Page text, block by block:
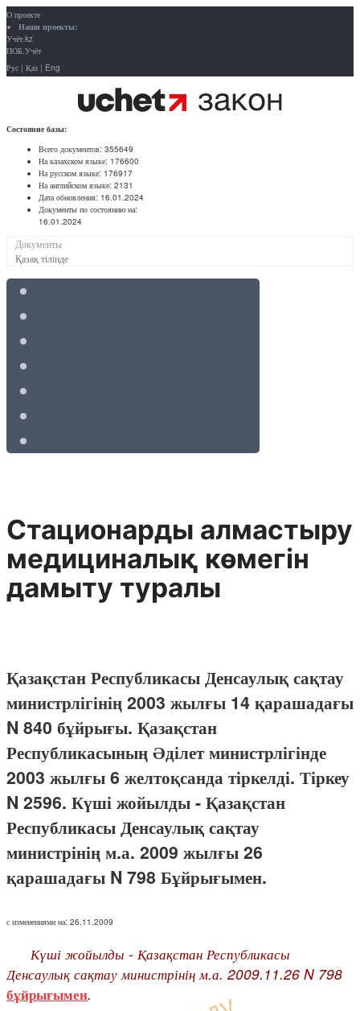
О проекте
Наши проекты:
Учёт.kz
ПОБ.Учёт
Рус | Қаз | Eng
Состояние базы:
Всего документов: 355649
На казахском языке: 176600
На русском языке: 176917
На английском языке: 2131
Дата обновления: 16.01.2024
Документы по состоянию на:
16.01.2024
Документы
Қазақ тілінде
Стационарды алмастыру
медициналық көмегін
дамыту туралы
Қазақстан Республикасы Денсаулық сақтау
министрлігінің 2003 жылғы 14 қарашадағы
N 840 бұйрығы. Қазақстан
Республикасының Әділет министрлігінде
2003 жылғы 6 желтоқсанда тіркелді. Тіркеу
N 2596. Күші жойылды - Қазақстан
Республикасы Денсаулық сақтау
министрінің м.а. 2009 жылғы 26
қарашадағы N 798 Бұйрығымен.
с изменениями на: 26.11.2009
Күші жойылды - Қазақстан Республикасы
Денсаулық сақтау министрінің м.а. 2009.11.26 N 798
бұйрығымен.